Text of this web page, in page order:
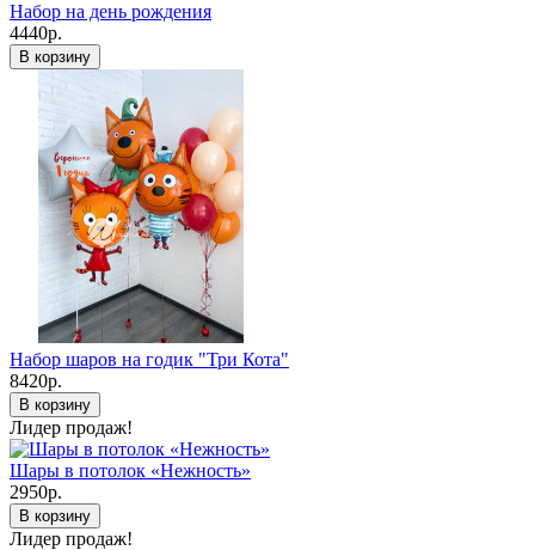
Набор на день рождения
4440р.
В корзину
Набор шаров на годик "Три Кота"
8420р.
В корзину
Лидер продаж!
Шары в потолок «Нежность»
2950р.
В корзину
Лидер продаж!